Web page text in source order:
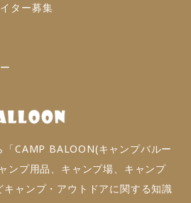
ター募集
「CAMP BALOON(キャンプバルー
ンプ用品、キャンプ場、キャンプ
ャンプ・アウトドアに関する知識